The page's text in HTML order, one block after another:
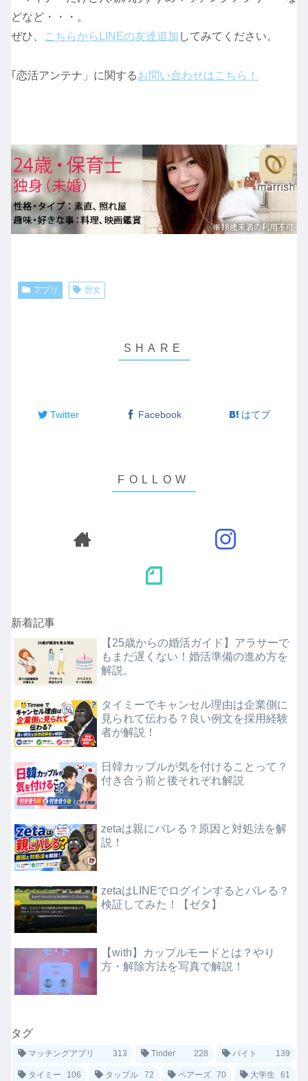
どなど・・・。
ぜひ、
こちらからLINEの友達追加 してみてください。
｢恋活アンテナ」に関するお問い合わせはこちら！
アプリ 歴女
Twitter Facebook はてブ
新着記事
【25歳からの婚活ガイド】アラサーで
もまだ遅くない！婚活準備の進め方を
解説。
タイミーでキャンセル理由は企業側に
見られて伝わる？良い例文を採用経験
者が解説！
日韓カップルが気を付けることって？
付き合う前と後それぞれ解説
zetaは親にバレる？原因と対処法を解
説！
zetaはLINEでログインするとバレる？
検証してみた！【ゼタ】
【with】カップルモードとは？やり
方・解除方法を写真で解説！
タグ
マッチングアプリ 313 Tinder 228 バイト 139
タイミー 106 タップル 72 ペアーズ 70 大学生 61